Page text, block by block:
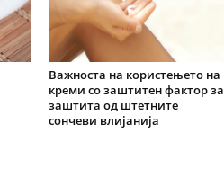
Важноста на користењето на
креми со заштитен фактор за
заштита од штетните
сончеви влијанија